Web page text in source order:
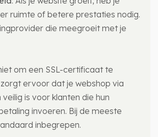
ruimte of betere prestaties nodig.
die meegroeit met je
om een SSL-certificaat te
ervoor dat je webshop via
is voor klanten die hun
invoeren. Bij de meeste
inbegrepen.